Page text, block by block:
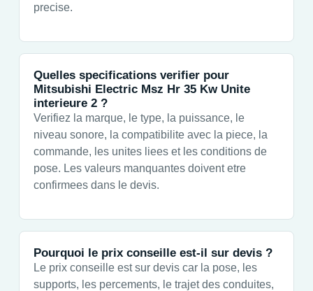
precise.
Quelles specifications verifier pour
Mitsubishi Electric Msz Hr 35 Kw Unite
interieure 2 ?
Verifiez la marque, le type, la puissance, le
niveau sonore, la compatibilite avec la piece, la
commande, les unites liees et les conditions de
pose. Les valeurs manquantes doivent etre
confirmees dans le devis.
Pourquoi le prix conseille est-il sur devis ?
Le prix conseille est sur devis car la pose, les
supports, les percements, le trajet des conduites,